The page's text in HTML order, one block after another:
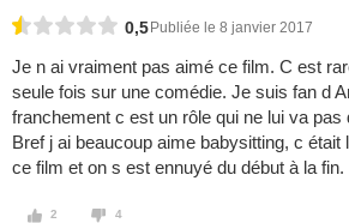
0,5 Publiée le 8 janvier 2017
Je n ai vraiment pas aimé ce film. C est
seule fois sur une comédie. Je suis fan d
franchement c est un rôle qui ne lui va pas
Bref j ai beaucoup aime babysitting, c était
ce film et on s est ennuyé du début à la fin.
2 4